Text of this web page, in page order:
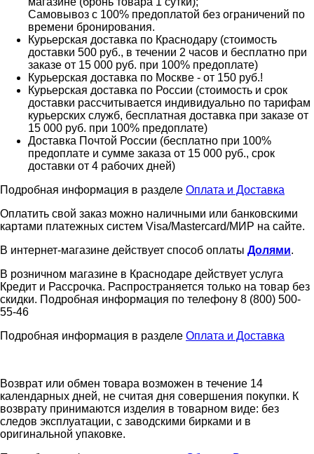
Самовывоз с 100% предоплатой без ограничений по
времени бронирования.
Курьерская доставка по Краснодару (стоимость
доставки 500 руб., в течении 2 часов и бесплатно при
заказе от 15 000 руб. при 100% предоплате)
Курьерская доставка по Москве - от 150 руб.!
Курьерская доставка по России (стоимость и срок
доставки рассчитывается индивидуально по тарифам
курьерских служб, бесплатная доставка при заказе от
15 000 руб. при 100% предоплате)
Доставка Почтой России (бесплатно при 100%
предоплате и сумме заказа от 15 000 руб., срок
доставки от 4 рабочих дней)
Подробная информация в разделе Оплата и Доставка
Оплатить свой заказ можно наличными или банковскими
картами платежных систем Visa/Mastercard/МИР на сайте.
В интернет-магазине действует способ оплаты Долями.
В розничном магазине в Краснодаре действует услуга
Кредит и Рассрочка. Распространяется только на товар без
скидки. Подробная информация по телефону 8 (800) 500-
55-46
Подробная информация в разделе Оплата и Доставка
Возврат или обмен товара возможен в течение 14
календарных дней, не считая дня совершения покупки. К
возврату принимаются изделия в товарном виде: без
следов эксплуатации, с заводскими бирками и в
оригинальной упаковке.